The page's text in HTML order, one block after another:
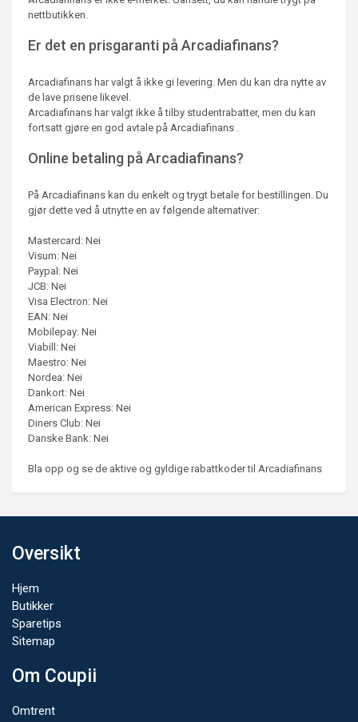
nettbutikken.
Er det en prisgaranti på Arcadiafinans?
Arcadiafinans har valgt å ikke gi levering. Men du kan dra nytte av
de lave prisene likevel.
Arcadiafinans har valgt ikke å tilby studentrabatter, men du kan
fortsatt gjøre en god avtale på Arcadiafinans .
Online betaling på Arcadiafinans?
På Arcadiafinans kan du enkelt og trygt betale for bestillingen. Du
gjør dette ved å utnytte en av følgende alternativer:
Mastercard: Nei
Visum: Nei
Paypal: Nei
JCB: Nei
Visa Electron: Nei
EAN: Nei
Mobilepay: Nei
Viabill: Nei
Maestro: Nei
Nordea: Nei
Dankort: Nei
American Express: Nei
Diners Club: Nei
Danske Bank: Nei
Bla opp og se de aktive og gyldige rabattkoder til Arcadiafinans
Oversikt
Hjem
Butikker
Sparetips
Sitemap
Om Coupii
Omtrent